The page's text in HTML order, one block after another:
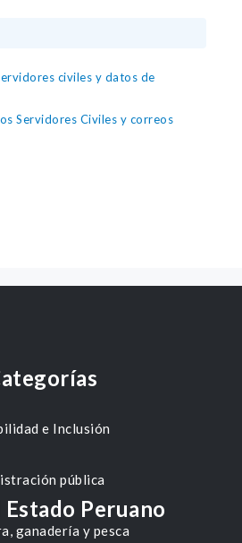
civiles y datos de
Servidores Civiles y correos
e Inclusión
pública
ganadería y pesca
Peruano